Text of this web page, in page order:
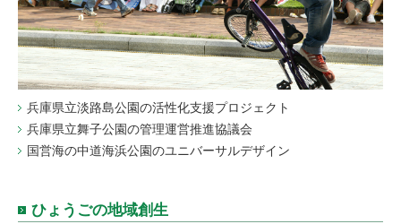
兵庫県立淡路島公園の活性化支援プロジェクト
兵庫県立舞子公園の管理運営推進協議会
国営海の中道海浜公園のユニバーサルデザイン
ひょうごの地域創生